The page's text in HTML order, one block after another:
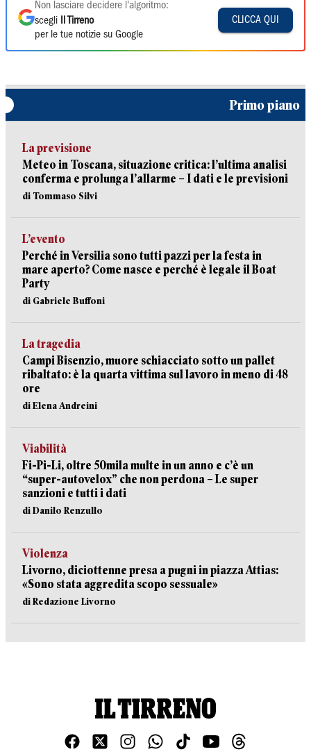
Non lasciare decidere l'algoritmo:
scegli
Il Tirreno
per le tue notizie su Google
CLICCA QUI
Primo piano
La previsione
Meteo in Toscana, situazione critica: l’ultima analisi
conferma e prolunga l’allarme – I dati e le previsioni
di Tommaso Silvi
L’evento
Perché in Versilia sono tutti pazzi per la festa in
mare aperto? Come nasce e perché è legale il Boat
Party
di Gabriele Buffoni
La tragedia
Campi Bisenzio, muore schiacciato sotto un pallet
ribaltato: è la quarta vittima sul lavoro in meno di 48
ore
di Elena Andreini
Viabilità
Fi-Pi-Li, oltre 50mila multe in un anno e c’è un
“super-autovelox” che non perdona – Le super
sanzioni e tutti i dati
di Danilo Renzullo
Violenza
Livorno, diciottenne presa a pugni in piazza Attias:
«Sono stata aggredita scopo sessuale»
di Redazione Livorno